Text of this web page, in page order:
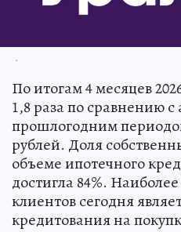
.
По итогам 4 месяцев
1,8 раза по сравнению
прошлогодним
рублей. Доля
объеме ипотечного
достигла 84%.
клиентов сегодня
кредитования на